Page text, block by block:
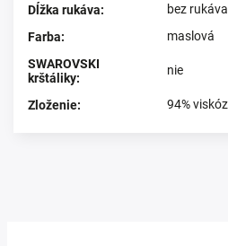
Dĺžka rukáva:
bez rukáva
Farba:
maslová
SWAROVSKI
krštáliky:
nie
Zloženie: 94%